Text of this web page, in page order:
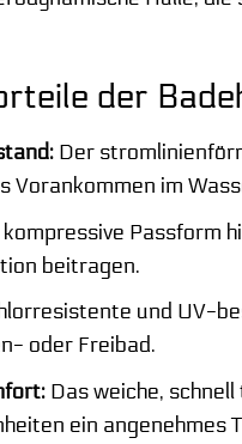
der
Der
Vorankommen im
kompressive Passform
beitragen.
und UV-
oder Freibad.
Das weiche,
ein angenehmes